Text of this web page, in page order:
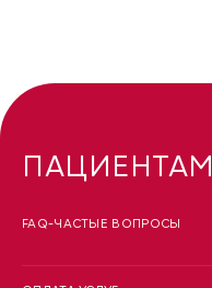
ПАЦИЕНТАМ
FAQ-ЧАСТЫЕ ВОПРОСЫ